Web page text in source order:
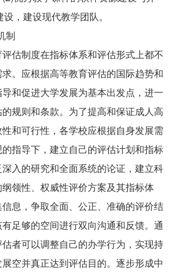
，建设现代教学团队。
制
估制度在指标体系和评估形式上都不
。应根据高等教育评估的国际趋势和
和促进大学发展为基本出发点，进一
规则和条款。为了提高和保证成人高
和可行性，各学校应根据自身发展需
指导下，建立自己的评估计划和指标
入的研究和全面系统的论证，建立科
领性、权威性评价方案及其指标体
息，争取全面、公正、准确的评价结
足够的空间进行双向沟通和反馈。通
者可以调整自己的办学行为，实现持
空并真正达到评估目的。逐步形成中